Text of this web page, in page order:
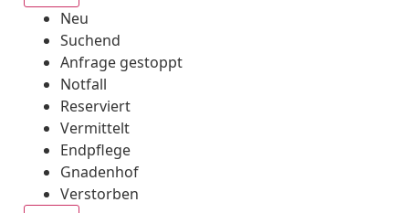
Neu
Suchend
Anfrage gestoppt
Notfall
Reserviert
Vermittelt
Endpflege
Gnadenhof
Verstorben